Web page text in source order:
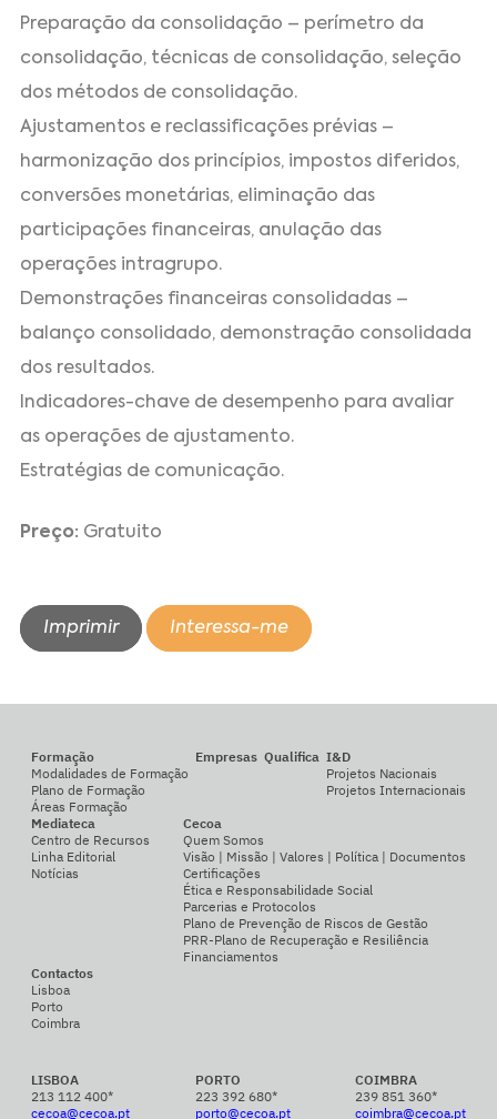
Preparação da consolidação – perímetro da
consolidação, técnicas de consolidação, seleção
dos métodos de consolidação.
Ajustamentos e reclassificações prévias –
harmonização dos princípios, impostos diferidos,
conversões monetárias, eliminação das
participações financeiras, anulação das
operações intragrupo.
Demonstrações financeiras consolidadas –
balanço consolidado, demonstração consolidada
dos resultados.
Indicadores-chave de desempenho para avaliar
as operações de ajustamento.
Estratégias de comunicação.
Preço: Gratuito
Imprimir Interessa-me
Formação
Modalidades de Formação
Plano de Formação
Áreas Formação
Empresas Qualifica I&D
Projetos Nacionais
Projetos Internacionais
Mediateca
Centro de Recursos
Linha Editorial
Notícias
Cecoa
Quem Somos
Visão | Missão | Valores | Política | Documentos
Certificações
Ética e Responsabilidade Social
Parcerias e Protocolos
Plano de Prevenção de Riscos de Gestão
PRR-Plano de Recuperação e Resiliência
Financiamentos
Contactos
Lisboa
Porto
Coimbra
LISBOA
213 112 400*
cecoa@cecoa.pt
PORTO
223 392 680*
porto@cecoa.pt
COIMBRA
239 851 360*
coimbra@cecoa.pt